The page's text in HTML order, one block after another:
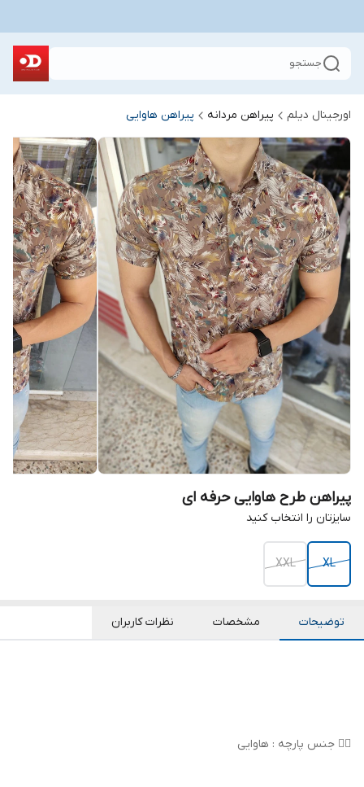
جستجو
اورجینال دیلم پیراهن مردانه پیراهن هاوایی
پیراهن طرح هاوایی حرفه ای
سایزتان را انتخاب کنید
XL
XXL
توضیحات مشخصات نظرات کاربران
👌🏻 جنس پارچه : هاوایی